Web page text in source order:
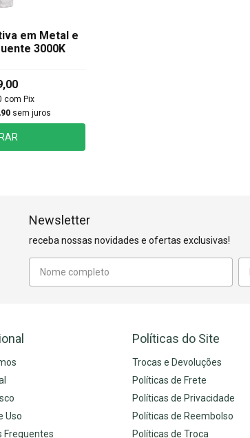
em Metal e
3000K
com Pix
sem juros
Newsletter
receba nossas novidades e ofertas exclusivas!
Uso
Frequentes
Políticas do Site
Trocas e Devoluções
Políticas de Frete
Políticas de Privacidade
Políticas de Reembolso
Políticas de Troca